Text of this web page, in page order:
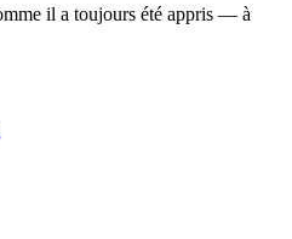
il a toujours été appris — à